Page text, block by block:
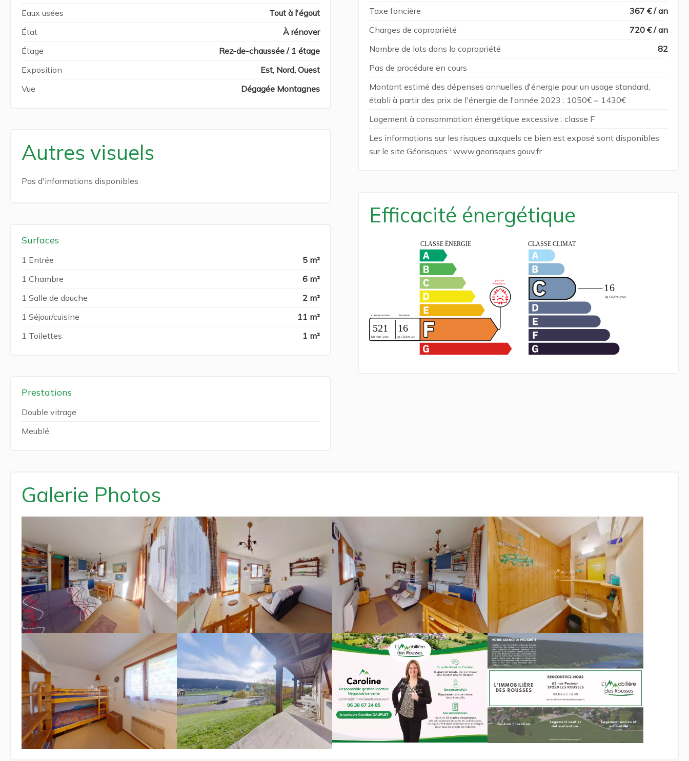
Eaux usées
Tout à l'égout
État
À rénover
Étage
Rez-de-chaussée / 1 étage
Exposition
Est, Nord, Ouest
Vue
Dégagée Montagnes
Autres visuels
Pas d'informations disponibles
Surfaces
1 Entrée
5 m²
1 Chambre
6 m²
1 Salle de douche
2 m²
1 Séjour/cuisine
11 m²
1 Toilettes
1 m²
Prestations
Double vitrage
Meublé
Taxe foncière
367 € / an
Charges de copropriété
720 € / an
Nombre de lots dans la copropriété
82
Pas de procédure en cours
Montant estimé des dépenses annuelles d'énergie pour un usage standard,
établi à partir des prix de l'énergie de l'année 2023 : 1050€ ~ 1430€
Logement à consommation énergétique excessive : classe F
Les informations sur les risques auxquels ce bien est exposé sont disponibles
sur le site Géorisques : www.georisques.gouv.fr
Efficacité énergétique
Galerie Photos